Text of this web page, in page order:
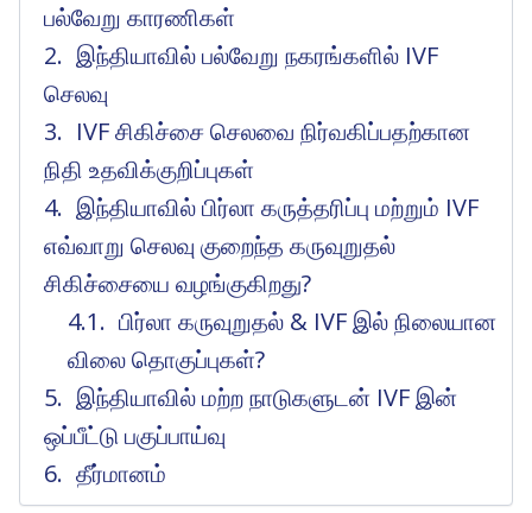
பல்வேறு காரணிகள்
இந்தியாவில் பல்வேறு நகரங்களில் IVF
செலவு
IVF சிகிச்சை செலவை நிர்வகிப்பதற்கான
நிதி உதவிக்குறிப்புகள்
இந்தியாவில் பிர்லா கருத்தரிப்பு மற்றும் IVF
எவ்வாறு செலவு குறைந்த கருவுறுதல்
சிகிச்சையை வழங்குகிறது?
பிர்லா கருவுறுதல் & IVF இல் நிலையான
விலை தொகுப்புகள்?
இந்தியாவில் மற்ற நாடுகளுடன் IVF இன்
ஒப்பீட்டு பகுப்பாய்வு
தீர்மானம்